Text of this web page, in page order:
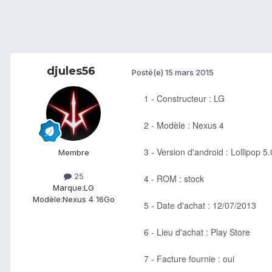
djules56
Membre
25
Marque:LG
Modèle:Nexus 4 16Go
Posté(e) 15 mars 2015
1 - Constructeur : LG
2 - Modèle : Nexus 4
3 - Version d'android : Lollipop
4 - ROM : stock
5 - Date d'achat : 12/07/2013
6 - Lieu d'achat : Play Store
7 - Facture fournie : oui